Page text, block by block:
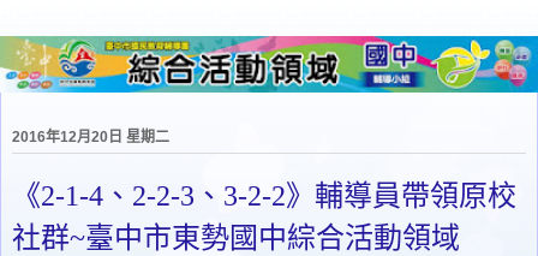
2016年12月20日 星期二
《2-1-4、2-2-3、3-2-2》輔導員帶領原校
社群~臺中市東勢國中綜合活動領域